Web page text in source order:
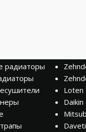
радиаторы
Loten
Daikin
Daveti